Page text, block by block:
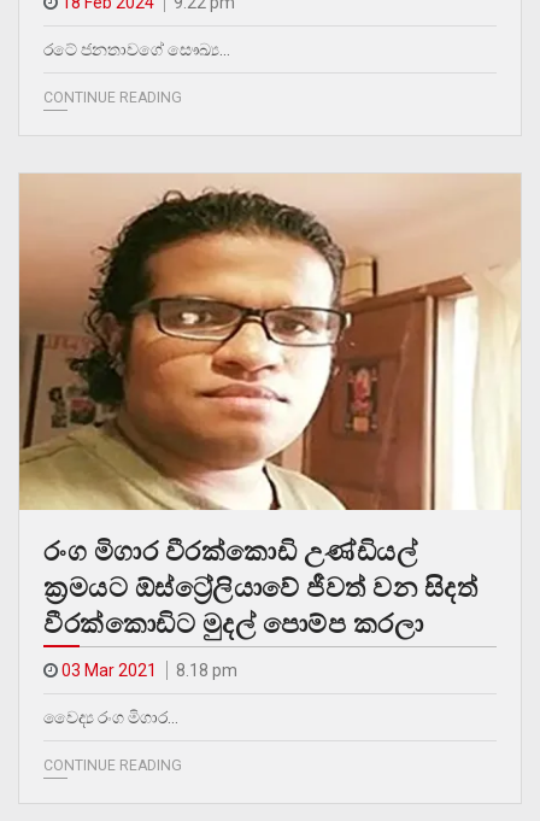
රටේ ජනතාවගේ සෞඛ්‍ය…
CONTINUE READING
රංග මිගාර වීරක්කොඩි උණ්ඩියල්
ක්‍රමයට ඕස්ට්‍රේලියාවේ ජීවත් වන සිදත්
වීරක්කොඩිට මුදල් පොම්ප කරලා
03 Mar 2021 8.18 pm
වෛද්‍ය රංග මිගාර…
CONTINUE READING